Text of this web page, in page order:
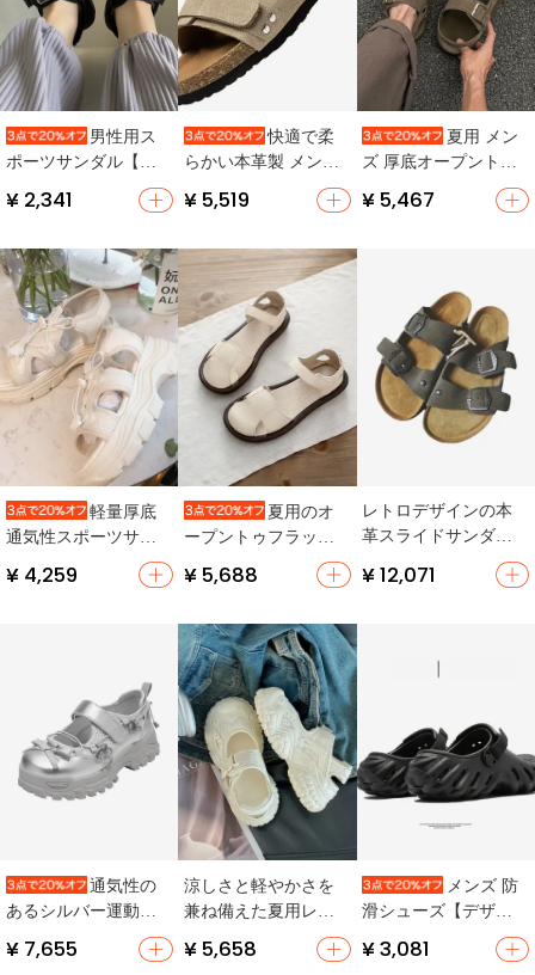
男性用ス
ポーツサンダル【カ
ジュアル・平底・マ
ジックテープ・防滑
¥ 2,341
快適で柔
らかい本革製 メンズ
サンダル【一字型・
魔法のテープ・カジ
¥ 5,519
夏用 メン
ズ 厚底オープントゥ
サンダル【アウトド
ア・カジュアル・ビ
¥ 5,467
軽量厚底
通気性スポーツサン
ダル【快適・ルーズ
フィット・露趾デザ
¥ 4,259
夏用のオ
ープントゥフラット
ローマシューズ【極
上の柔らかさ・コッ
アルデザイン・スカ
ートと合わせやす
い】
¥ 5,688
レトロデザインの本
革スライドサンダル
【調整可能・牛革・
シルバー金具・コル
¥ 12,071
通気性の
あるシルバー運動マ
リージェンシューズ
【涼感・レディー
¥ 7,655
涼しさと軽やかさを
兼ね備えた夏用レデ
ィースアクティブシ
ューズ【透湿・アウ
¥ 5,658
メンズ 防
滑シューズ【デザイ
ン・ビーチ用・カジ
ュアル・包頭】
¥ 3,081